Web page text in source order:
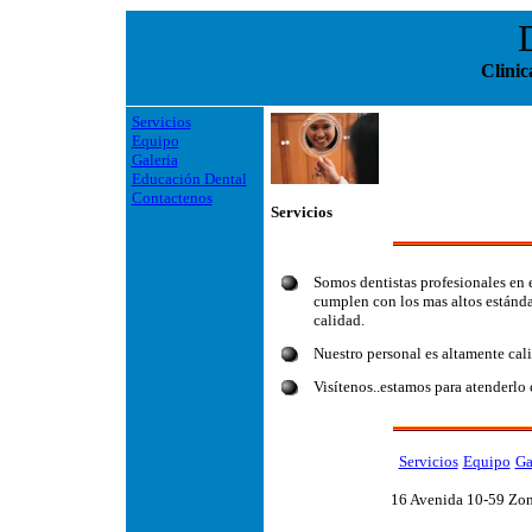
Servicios
Equipo
Galeria
Educación Dental
Contactenos
Servicios
Somos dentistas profesionales
cumplen con los mas altos
calidad.
Nuestro personal es altamente
Visítenos..estamos para atenderlo
Servicios Equipo
16 Avenida 10-59